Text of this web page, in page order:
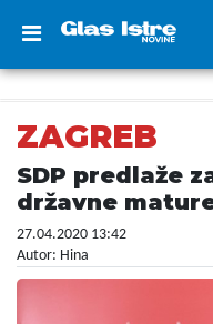
ZAGREB
SDP predlaže
državne
27.04.2020 13:42
Autor: Hina